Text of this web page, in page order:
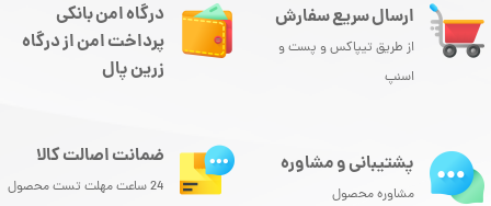
ارسال سریع سفارش
از طریق تیپاکس و پست و
اسنپ
درگاه امن بانکی
پرداخت امن از درگاه
زرین پال
پشتیبانی و مشاوره
مشاوره محصول
ضمانت اصالت کالا
24 ساعت مهلت تست محصول